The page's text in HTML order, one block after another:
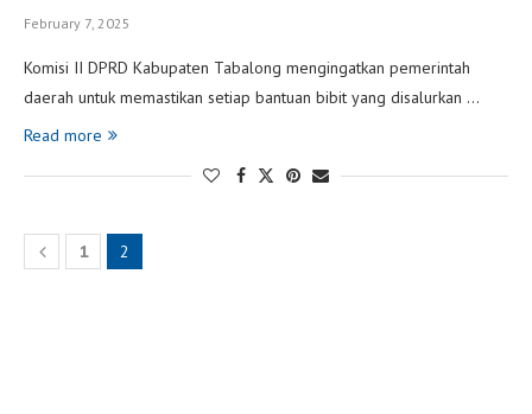
February 7, 2025
Komisi II DPRD Kabupaten Tabalong mengingatkan pemerintah
daerah untuk memastikan setiap bantuan bibit yang disalurkan …
Read more
1 2